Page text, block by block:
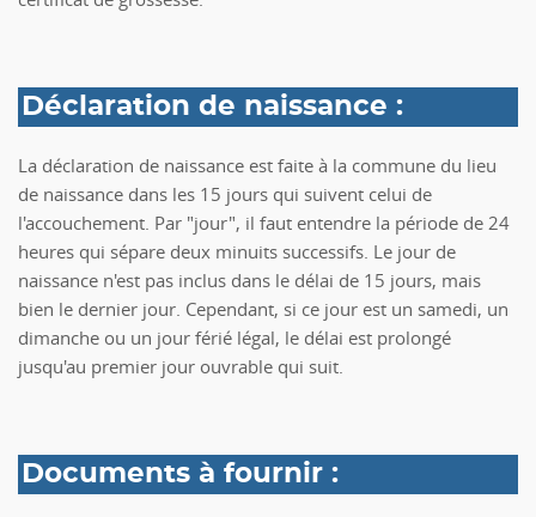
Déclaration de naissance :
La déclaration de naissance est faite à la commune du lieu
de naissance dans les 15 jours qui suivent celui de
l'accouchement. Par "jour", il faut entendre la période de 24
heures qui sépare deux minuits successifs. Le jour de
naissance n'est pas inclus dans le délai de 15 jours, mais
bien le dernier jour. Cependant, si ce jour est un samedi, un
dimanche ou un jour férié légal, le délai est prolongé
jusqu'au premier jour ouvrable qui suit.
Documents à fournir :